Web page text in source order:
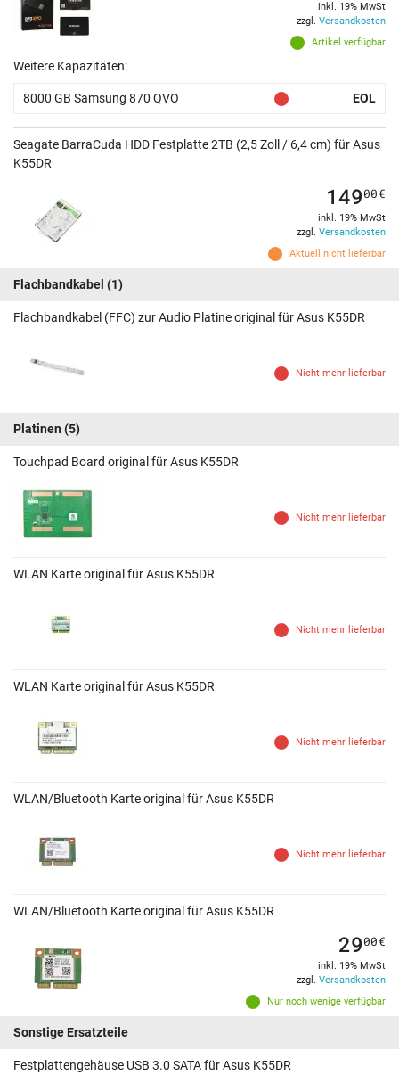
Artikel verfügbar
inkl. 19% MwSt
zzgl. Versandkosten
Weitere Kapazitäten:
8000 GB Samsung 870 QVO EOL
Seagate BarraCuda HDD Festplatte 2TB (2,5 Zoll / 6,4 cm) für Asus
K55DR
Aktuell nicht lieferbar
14900€
inkl. 19% MwSt
zzgl. Versandkosten
Flachbandkabel (1)
Flachbandkabel (FFC) zur Audio Platine original für Asus K55DR
Nicht mehr lieferbar
Platinen (5)
Touchpad Board original für Asus K55DR
Nicht mehr lieferbar
WLAN Karte original für Asus K55DR
Nicht mehr lieferbar
WLAN Karte original für Asus K55DR
Nicht mehr lieferbar
WLAN/Bluetooth Karte original für Asus K55DR
Nicht mehr lieferbar
WLAN/Bluetooth Karte original für Asus K55DR
Nur noch wenige verfügbar
2900€
inkl. 19% MwSt
zzgl. Versandkosten
Sonstige Ersatzteile
Festplattengehäuse USB 3.0 SATA für Asus K55DR